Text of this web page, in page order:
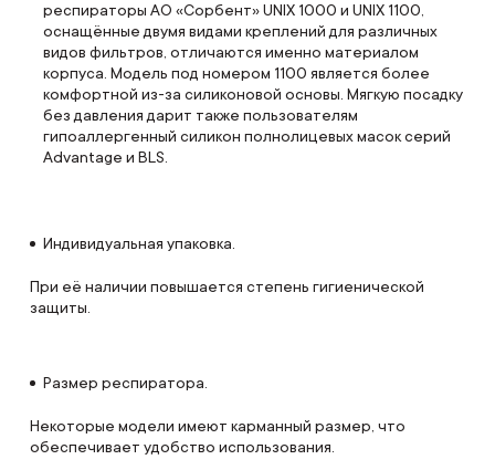
респираторы АО «Сорбент» UNIX 1000 и UNIX 1100,
оснащённые двумя видами креплений для различных
видов фильтров, отличаются именно материалом
корпуса. Модель под номером 1100 является более
комфортной из-за силиконовой основы. Мягкую посадку
без давления дарит также пользователям
гипоаллергенный силикон полнолицевых масок серий
Advantage и BLS.
Индивидуальная упаковка.
При её наличии повышается степень гигиенической
защиты.
Размер респиратора.
Некоторые модели имеют карманный размер, что
обеспечивает удобство использования.